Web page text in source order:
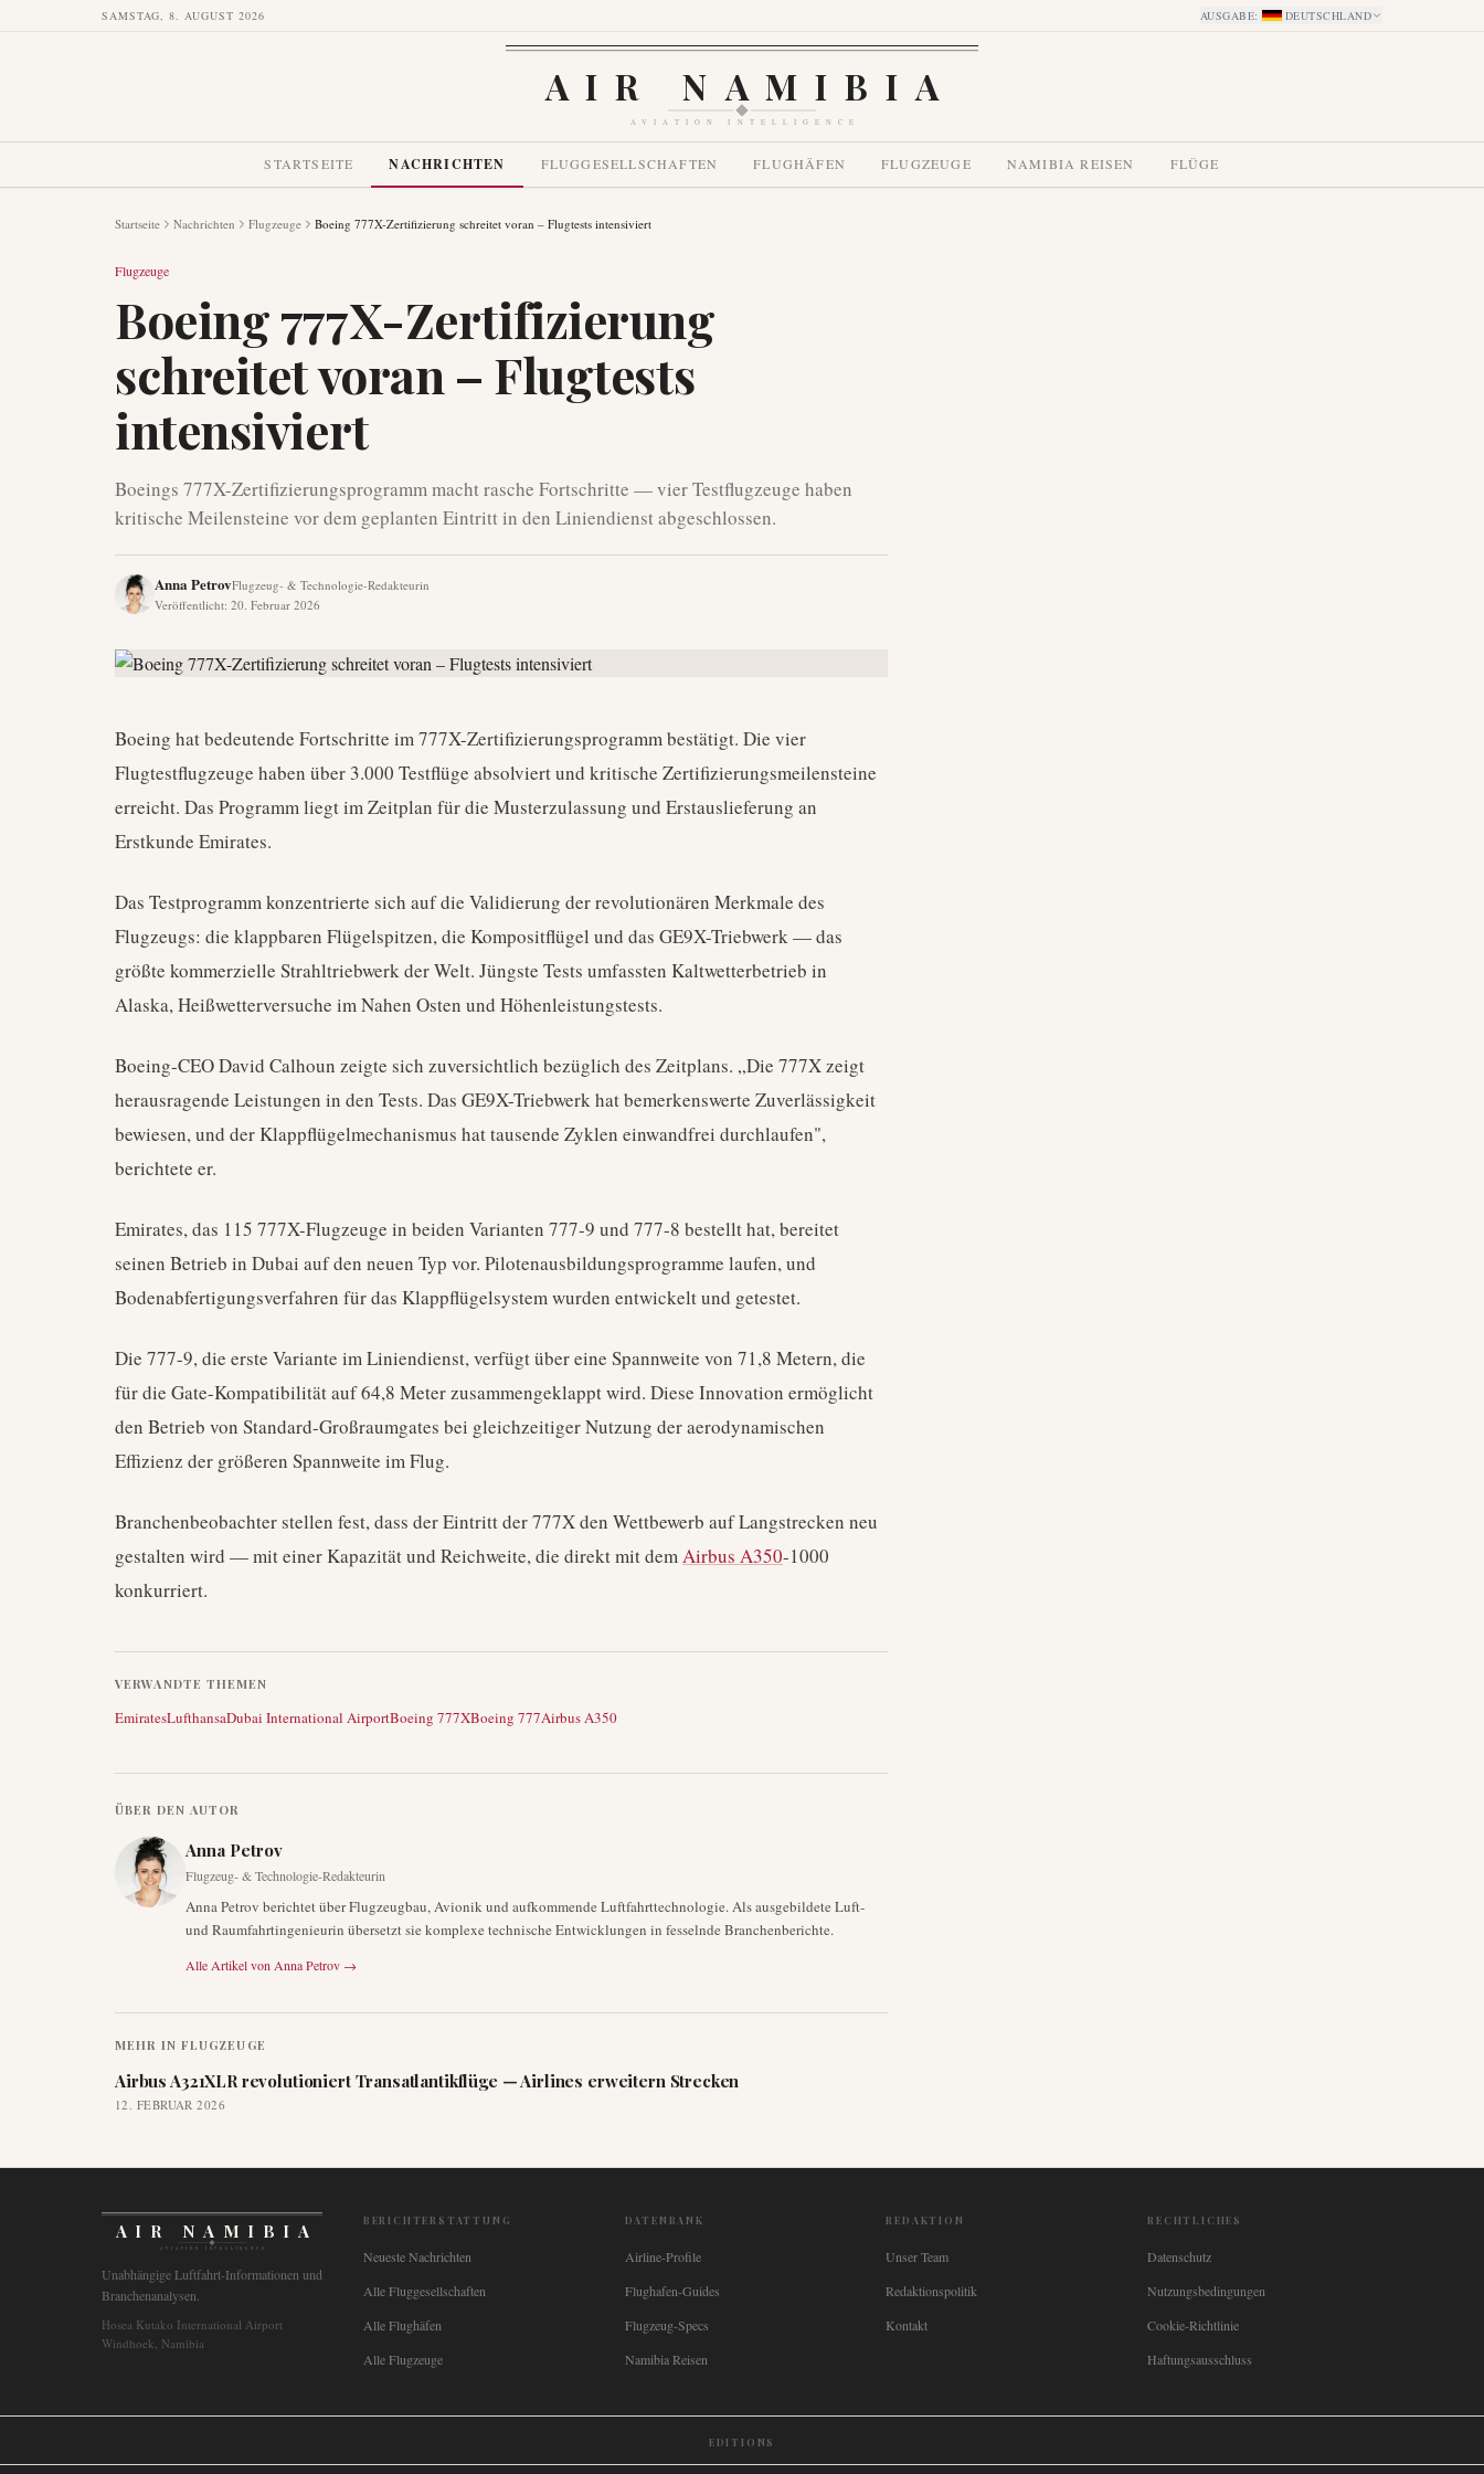
SAMSTAG, 8. AUGUST 2026 AUSGABE: DEUTSCHLAND
AIR NAMIBIA
AVIATION INTELLIGENCE
STARTSEITE NACHRICHTEN FLUGGESELLSCHAFTEN FLUGHÄFEN FLUGZEUGE NAMIBIA REISEN FLÜGE
Startseite Nachrichten Flugzeuge Boeing 777X-Zertifizierung schreitet voran – Flugtests intensiviert
Flugzeuge
Boeing 777X-Zertifizierung
schreitet voran – Flugtests
intensiviert
Boeings 777X-Zertifizierungsprogramm macht rasche Fortschritte — vier Testflugzeuge haben
kritische Meilensteine vor dem geplanten Eintritt in den Liniendienst abgeschlossen.
Anna PetrovFlugzeug- & Technologie-Redakteurin
Veröffentlicht: 20. Februar 2026
Boeing hat bedeutende Fortschritte im 777X-Zertifizierungsprogramm bestätigt. Die vier
Flugtestflugzeuge haben über 3.000 Testflüge absolviert und kritische Zertifizierungsmeilensteine
erreicht. Das Programm liegt im Zeitplan für die Musterzulassung und Erstauslieferung an
Erstkunde Emirates.
Das Testprogramm konzentrierte sich auf die Validierung der revolutionären Merkmale des
Flugzeugs: die klappbaren Flügelspitzen, die Kompositflügel und das GE9X-Triebwerk — das
größte kommerzielle Strahltriebwerk der Welt. Jüngste Tests umfassten Kaltwetterbetrieb in
Alaska, Heißwetterversuche im Nahen Osten und Höhenleistungstests.
Boeing-CEO David Calhoun zeigte sich zuversichtlich bezüglich des Zeitplans. „Die 777X zeigt
herausragende Leistungen in den Tests. Das GE9X-Triebwerk hat bemerkenswerte Zuverlässigkeit
bewiesen, und der Klappflügelmechanismus hat tausende Zyklen einwandfrei durchlaufen",
berichtete er.
Emirates, das 115 777X-Flugzeuge in beiden Varianten 777-9 und 777-8 bestellt hat, bereitet
seinen Betrieb in Dubai auf den neuen Typ vor. Pilotenausbildungsprogramme laufen, und
Bodenabfertigungsverfahren für das Klappflügelsystem wurden entwickelt und getestet.
Die 777-9, die erste Variante im Liniendienst, verfügt über eine Spannweite von 71,8 Metern, die
für die Gate-Kompatibilität auf 64,8 Meter zusammengeklappt wird. Diese Innovation ermöglicht
den Betrieb von Standard-Großraumgates bei gleichzeitiger Nutzung der aerodynamischen
Effizienz der größeren Spannweite im Flug.
Branchenbeobachter stellen fest, dass der Eintritt der 777X den Wettbewerb auf Langstrecken neu
gestalten wird — mit einer Kapazität und Reichweite, die direkt mit demAirbus A350-1000
konkurriert.
VERWANDTE THEMEN
EmiratesLufthansaDubai International AirportBoeing 777XBoeing 777Airbus A350
ÜBER DEN AUTOR
Anna Petrov
Flugzeug- & Technologie-Redakteurin
Anna Petrov berichtet über Flugzeugbau, Avionik und aufkommende Luftfahrttechnologie. Als ausgebildete Luft-
und Raumfahrtingenieurin übersetzt sie komplexe technische Entwicklungen in fesselnde Branchenberichte.
Alle Artikel von Anna Petrov →
MEHR IN FLUGZEUGE
Airbus A321XLR revolutioniert Transatlantikflüge — Airlines erweitern Strecken
12. FEBRUAR 2026
AIR NAMIBIA
AVIATION INTELLIGENCE
Unabhängige Luftfahrt-Informationen und
Branchenanalysen.
Hosea Kutako International Airport
Windhoek, Namibia
BERICHTERSTATTUNG
Neueste Nachrichten
Alle Fluggesellschaften
Alle Flughäfen
Alle Flugzeuge
DATENBANK
Airline-Profile
Flughafen-Guides
Flugzeug-Specs
Namibia Reisen
REDAKTION
Unser Team
Redaktionspolitik
Kontakt
RECHTLICHES
Datenschutz
Nutzungsbedingungen
Cookie-Richtlinie
Haftungsausschluss
EDITIONS